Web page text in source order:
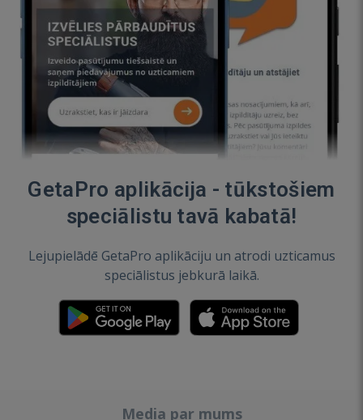
GetaPro aplikācija - tūkstošiem
speciālistu tavā kabatā!
Lejupielādē GetaPro aplikāciju un atrodi uzticamus
speciālistus jebkurā laikā.
Media par mums